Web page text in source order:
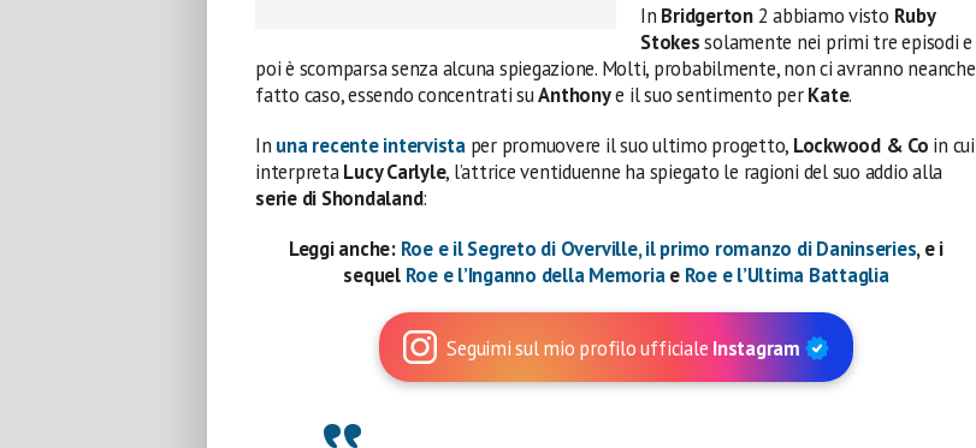
In Bridgerton2 abbiamo visto Ruby
Stokessolamente nei primi tre episodi e
poi è scomparsa senza alcuna spiegazione. Molti, probabilmente, non ci avranno neanche
fatto caso, essendo concentrati suAnthonye il suo sentimento perKate.
In una recente intervistaper promuovere il suo ultimo progetto, Lockwood & Co in cui
interpretaLucy Carlyle, l’attrice ventiduenne ha spiegato le ragioni del suo addio alla
serie di Shondaland:
Leggi anche: Roe e il Segreto di Overville, il primo romanzo di Daninseries, e i
sequel Roe e l’Inganno della Memoriae Roe e l’Ultima Battaglia
Seguimi sul mio profilo ufficiale Instagram